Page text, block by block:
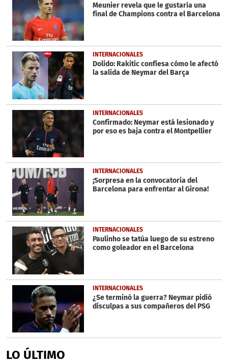
seconds
Meunier revela que le gustaría una
final de Champions contra el Barcelona
INTERNACIONALES
Dolido: Rakitic confiesa cómo le afectó
la salida de Neymar del Barça
INTERNACIONALES
Confirmado: Neymar está lesionado y
por eso es baja contra el Montpellier
INTERNACIONALES
¡Sorpresa en la convocatoria del
Barcelona para enfrentar al Girona!
INTERNACIONALES
Paulinho se tatúa luego de su estreno
como goleador en el Barcelona
INTERNACIONALES
¿Se terminó la guerra? Neymar pidió
disculpas a sus compañeros del PSG
LO ÚLTIMO